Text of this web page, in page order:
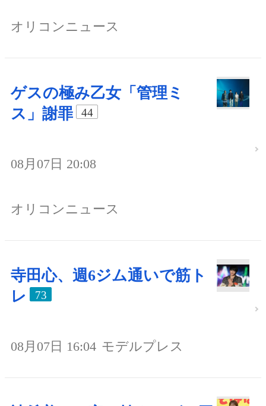
オリコンニュース
ゲスの極み乙女「管理ミ
ス」謝罪
44
08月07日 20:08
オリコンニュース
寺田心、週6ジム通いで筋ト
レ
73
08月07日 16:04 モデルプレス